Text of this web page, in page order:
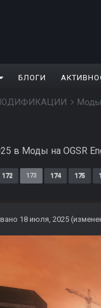
БЛОГИ
МОДИФИКАЦИИ
в Моды на OGSR
172 173 174 175
18 июля, 2025